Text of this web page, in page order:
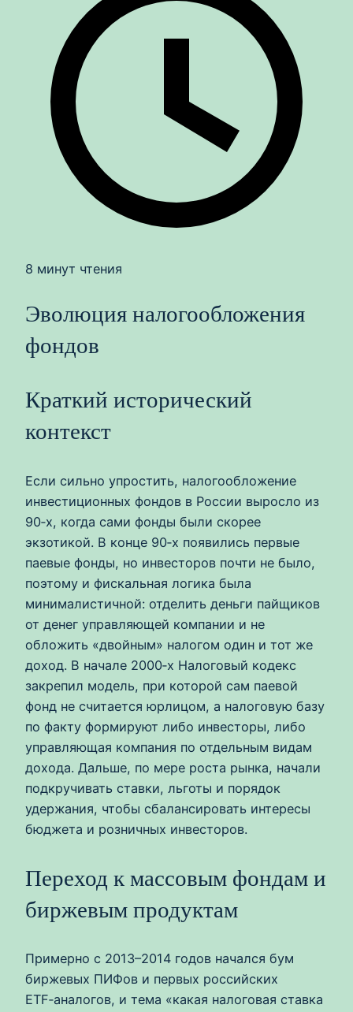
8 минут чтения
Эволюция налогообложения
фондов
Краткий исторический
контекст
Если сильно упростить, налогообложение
инвестиционных фондов в России выросло из
90‑х, когда сами фонды были скорее
экзотикой. В конце 90‑х появились первые
паевые фонды, но инвесторов почти не было,
поэтому и фискальная логика была
минималистичной: отделить деньги пайщиков
от денег управляющей компании и не
обложить «двойным» налогом один и тот же
доход. В начале 2000‑х Налоговый кодекс
закрепил модель, при которой сам паевой
фонд не считается юрлицом, а налоговую базу
по факту формируют либо инвесторы, либо
управляющая компания по отдельным видам
дохода. Дальше, по мере роста рынка, начали
подкручивать ставки, льготы и порядок
удержания, чтобы сбалансировать интересы
бюджета и розничных инвесторов.
Переход к массовым фондам и
биржевым продуктам
Примерно с 2013–2014 годов начался бум
биржевых ПИФов и первых российских
ETF‑аналогов, и тема «какая налоговая ставка